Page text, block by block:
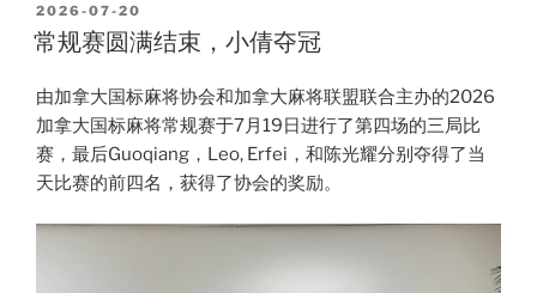
POSTED
ON
2026-07-20
常规赛圆满结束，小倩夺冠
由加拿大国标麻将协会和加拿大麻将联盟联合主办的2026
加拿大国标麻将常规赛于7月19日进行了第四场的三局比
赛，最后Guoqiang，Leo, Erfei，和陈光耀分别夺得了当
天比赛的前四名，获得了协会的奖励。